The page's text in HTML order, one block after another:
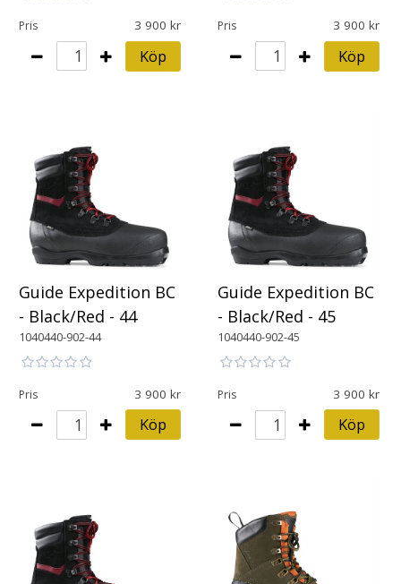
Pris 3 900
Köp
Pris 3 900
Köp
Guide Expedition BC
- Black/Red - 44
1040440-902-44
Pris 3 900
Köp
Guide Expedition BC
- Black/Red - 45
1040440-902-45
Pris 3 900
Köp